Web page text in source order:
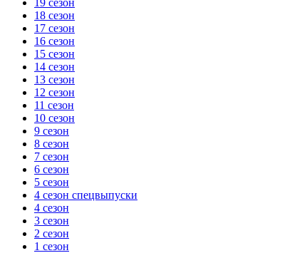
19 сезон
18 сезон
17 сезон
16 сезон
15 сезон
14 сезон
13 сезон
12 сезон
11 сезон
10 сезон
9 сезон
8 сезон
7 сезон
6 сезон
5 сезон
4 сезон спецвыпуски
4 сезон
3 сезон
2 сезон
1 сезон